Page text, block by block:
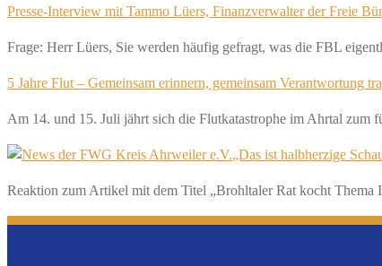
Presse-Interview mit Tammo Lüers, Finanzverwalter der Freie
Frage: Herr Lüers, Sie werden häufig gefragt, was die FBL
5 Jahre Flut – Gemeinsam erinnern, gemeinsam Verantwortung
Am 14. und 15. Juli jährt sich die Flutkatastrophe im Ahrtal zum
„Das ist halbherzige
Reaktion zum Artikel mit dem Titel „Brohltaler Rat kocht